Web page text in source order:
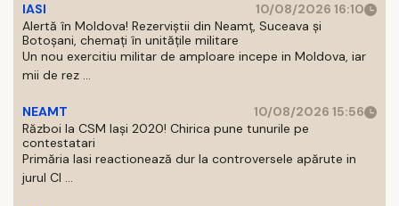
IASI
10/08/2026 16:10
Alertă în Moldova! Rezerviștii din Neamț, Suceava și
Botoșani, chemați în unitățile militare
Un nou exercitiu militar de amploare incepe in Moldova, iar
mii de rez ...
NEAMT
10/08/2026 15:56
Război la CSM Iași 2020! Chirica pune tunurile pe
contestatari
Primăria Iasi reactionează dur la controversele apărute in
jurul Cl ...